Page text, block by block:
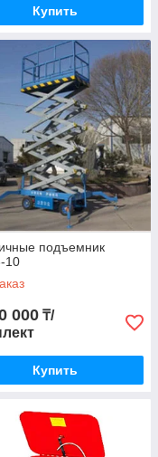
выборе
специалистам по
от целей
варианты.
осуществляется по
Купить
подъемник
10
000 ₸/
Купить